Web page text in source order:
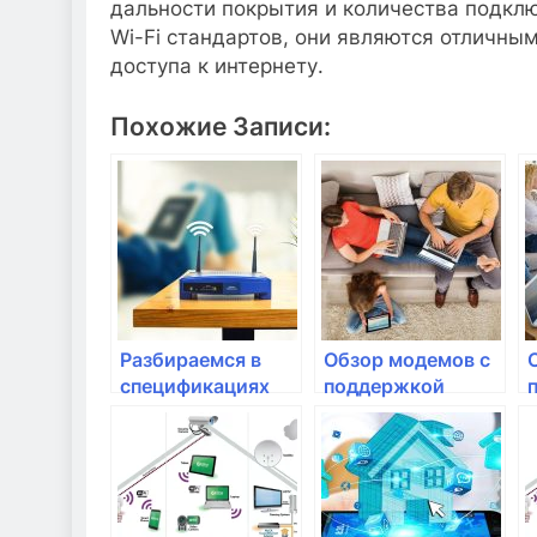
дальности покрытия и количества
Wi-Fi стандартов, они являются
доступа к интернету.
Похожие Записи:
Разбираемся в
спецификациях
роутеров:
частоты,
стандарты,
протоколы
Обзор модемов с
поддержкой
новейших
стандартов связи